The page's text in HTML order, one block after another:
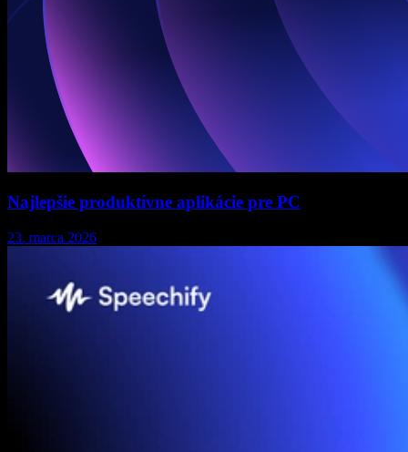
Najlepšie produktívne aplikácie pre PC
23. marca 2026